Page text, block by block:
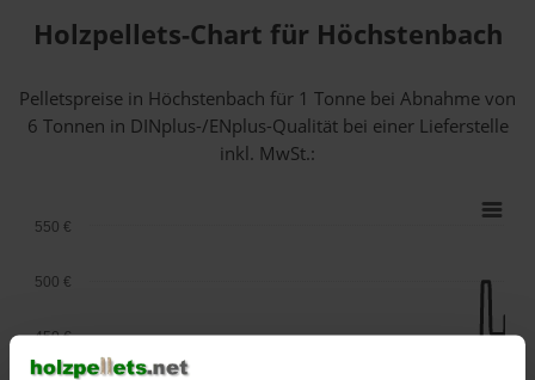
Holzpellets-Chart für Höchstenbach
Pelletspreise in Höchstenbach für 1 Tonne bei Abnahmevon
6 Tonnen in DINplus-/ENplus-Qualität bei einer Lieferstelle
inkl. MwSt.:
450 €
500 €
550 €